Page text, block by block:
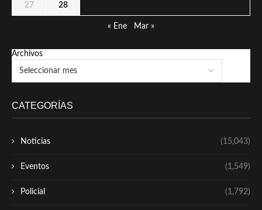
27 28
« Ene Mar »
Archivos
CATEGORÍAS
Noticias (15,043)
Eventos (1,549)
Policial (1,792)